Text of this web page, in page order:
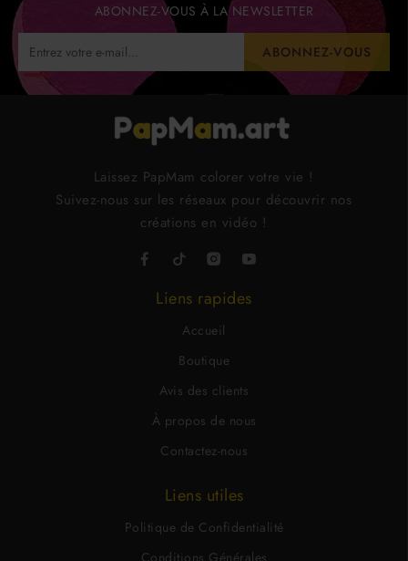
ABONNEZ-VOUS À LA NEWSLETTER
ABONNEZ-VOUS
Laissez PapMam colorer votre vie !
Suivez-nous sur les réseaux pour découvrir nos
créations en vidéo !
Liens rapides
Accueil
Boutique
Avis des clients
À propos de nous
Contactez-nous
Liens utiles
Politique de Confidentialité
Conditions Générales